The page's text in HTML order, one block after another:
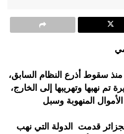
سقوط أذرع النظام السابق،
تم نهبها وتهريبها إلى الخارج،
المنهوبة وسبل
قدمت الدولة التي نهب